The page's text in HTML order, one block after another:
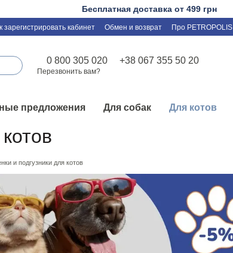
Бесплатная доставка от 499 грн
зарегистрировать кабинет Обмен и возврат Про PETROPOLIS
0 800 305 020 +38 067 355 50 20
Перезвонить вам?
предложения Для собак Для котов
и подгузники для котов